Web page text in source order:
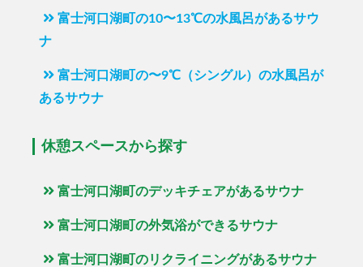
富士河口湖町の10〜13℃の水風呂があるサウ
ナ
富士河口湖町の〜9℃（シングル）の水風呂が
あるサウナ
休憩スペースから探す
富士河口湖町のデッキチェアがあるサウナ
富士河口湖町の外気浴ができるサウナ
富士河口湖町のリクライニングがあるサウナ